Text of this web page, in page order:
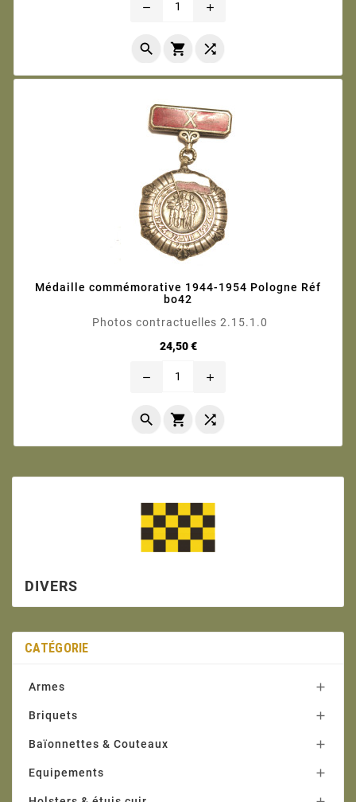
remove add
  
Médaille commémorative 1944-1954 Pologne Réf
bo42
Photos contractuelles 2.15.1.0
24,50 €Prix
remove add
  
DIVERS
CATÉGORIE
Armes 
Briquets 
Baïonnettes & Couteaux 
Equipements 